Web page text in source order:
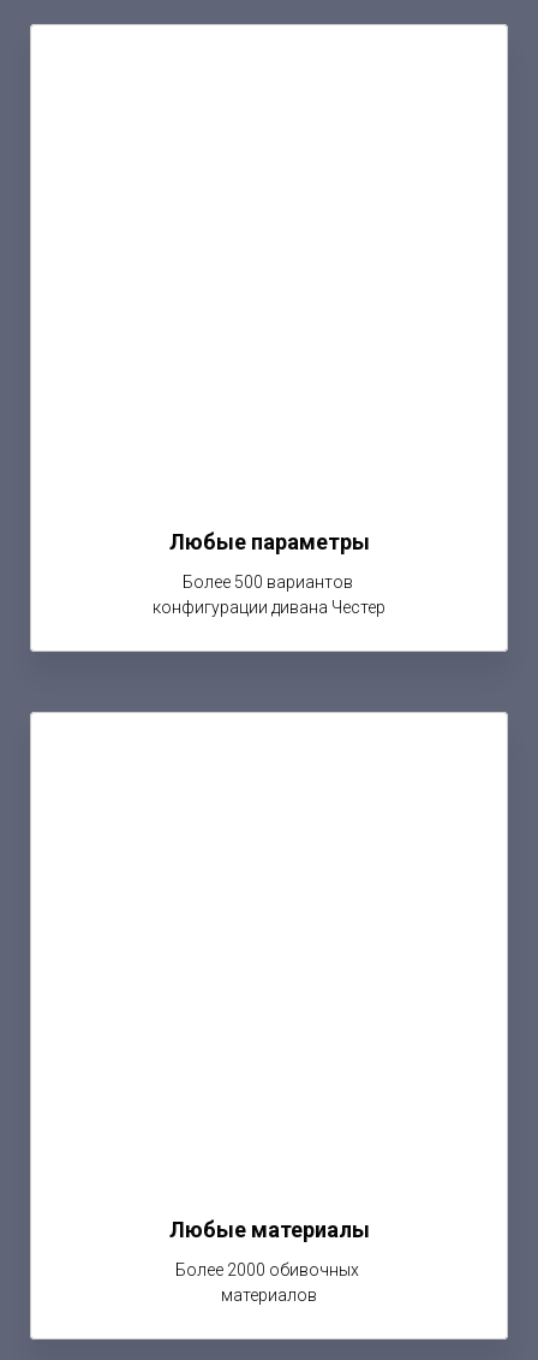
Любые параметры
Более 500 вариантов
конфигурации дивана Честер
Любые материалы
Более 2000 обивочных
материалов